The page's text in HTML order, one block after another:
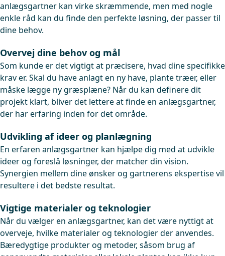
anlægsgartner kan virke skræmmende, men med nogle
enkle råd kan du finde den perfekte løsning, der passer til
dine behov.
Overvej dine behov og mål
Som kunde er det vigtigt at præcisere, hvad dine specifikke
krav er. Skal du have anlagt en ny have, plante træer, eller
måske lægge ny græsplæne? Når du kan definere dit
projekt klart, bliver det lettere at finde en anlægsgartner,
der har erfaring inden for det område.
Udvikling af ideer og planlægning
En erfaren anlægsgartner kan hjælpe dig med at udvikle
ideer og foreslå løsninger, der matcher din vision.
Synergien mellem dine ønsker og gartnerens ekspertise vil
resultere i det bedste resultat.
Vigtige materialer og teknologier
Når du vælger en anlægsgartner, kan det være nyttigt at
overveje, hvilke materialer og teknologier der anvendes.
Bæredygtige produkter og metoder, såsom brug af